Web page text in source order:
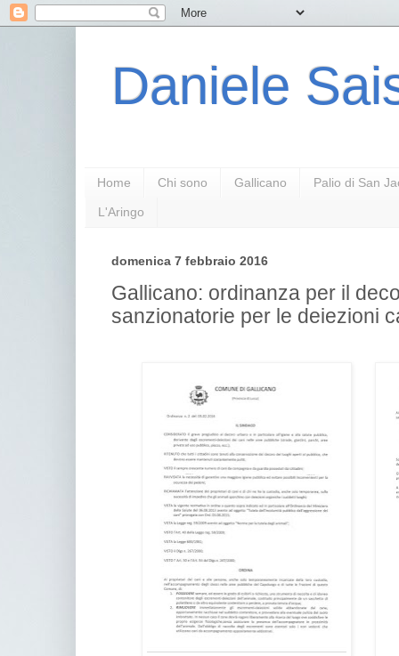
Daniele
Home Chi sono Gallicano Palio di San
L'Aringo
domenica 7 febbraio 2016
Gallicano: ordinanza per il
sanzionatorie per le deiezioni